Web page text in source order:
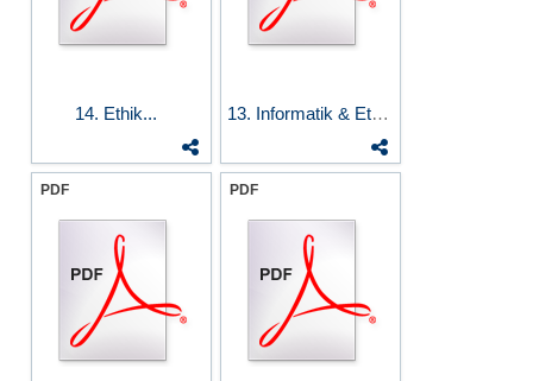
14. Ethik... 13. Informatik & Ethik I
PDF PDF